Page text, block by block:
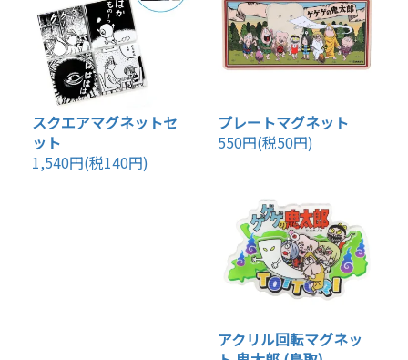
スクエアマグネットセ
ット
1,540円(税140円)
プレートマグネット
550円(税50円)
アクリル回転マグネッ